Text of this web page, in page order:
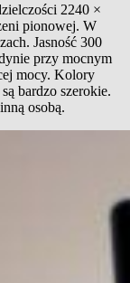
2240 ×
pionowej. W
Jasność 300
przy mocnym
mocy. Kolory
bardzo szerokie.
osobą.